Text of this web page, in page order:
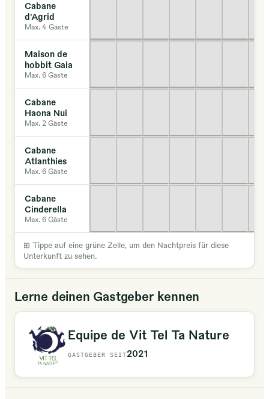
Cabane
d'Agrid
Max. 4 Gäste
Maison de
hobbit Gaia
Max. 6 Gäste
Cabane
Haona Nui
Max. 2 Gäste
Cabane
Atlanthies
Max. 6 Gäste
Cabane
Cinderella
Max. 6 Gäste
⊞ Tippe auf eine grüne Zelle, um den Nachtpreis für diese
Unterkunft zu sehen.
Lerne deinen Gastgeber kennen
Equipe de Vit Tel Ta Nature
GASTGEBER SEIT2021